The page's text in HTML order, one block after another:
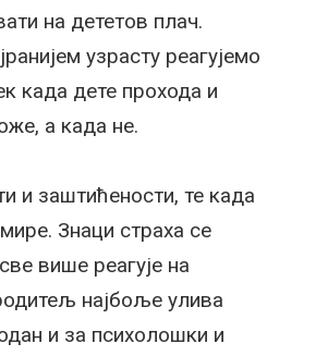
на дететов плач.
узрасту реагујемо
када дете прохода и
а када не.
и заштићености, те када
Знаци страха се
више реагује на
најбоље улива
и за психолошки и